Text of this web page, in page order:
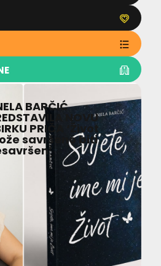
BARČIĆ
NOVU
PRIČA ‘Život
savršeno biti